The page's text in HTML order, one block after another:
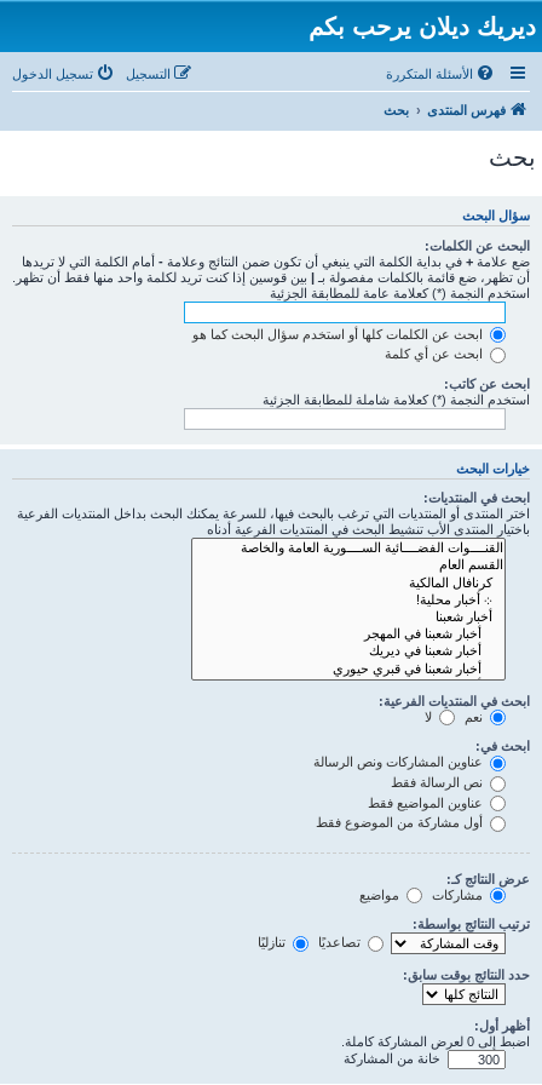
ديريك ديلان يرحب بكم
الأسئلة المتكررة تسجيل الدخول التسجيل
فهرس المنتدى بحث
بحث
سؤال البحث
البحث عن الكلمات:
ضع علامة + في بداية الكلمة التي ينبغي أن تكون ضمن النتائج وعلامة - أمام الكلمة التي لا تريدها
أن تظهر، ضع قائمة بالكلمات مفصولة بـ | بين قوسين إذا كنت تريد لكلمة واحد منها فقط أن تظهر.
استخدم النجمة (*) كعلامة عامة للمطابقة الجزئية
ابحث عن الكلمات كلها أو استخدم سؤال البحث كما هو
ابحث عن أي كلمة
ابحث عن كاتب:
استخدم النجمة (*) كعلامة شاملة للمطابقة الجزئية
خيارات البحث
ابحث في المنتديات:
اختر المنتدى أو المنتديات التي ترغب بالبحث فيها، للسرعة يمكنك البحث بداخل المنتديات الفرعية
باختيار المنتدى الأب تنشيط البحث في المنتديات الفرعية أدناه
ابحث في المنتديات الفرعية:
نعم
لا
ابحث في:
عناوين المشاركات ونص الرسالة
نص الرسالة فقط
عناوين المواضيع فقط
أول مشاركة من الموضوع فقط
عرض النتائج كـ:
مشاركات
مواضيع
ترتيب النتائج بواسطة:
تصاعديًا
تنازليًا
حدد النتائج بوقت سابق:
أظهر أول:
اضبط إلى 0 لعرض المشاركة كاملة.
خانة من المشاركة